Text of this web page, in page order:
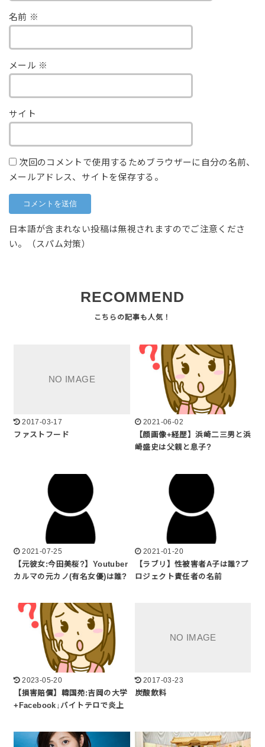
名前 ※
メール ※
サイト
次回のコメントで使用するためブラウザーに自分の名前、
メールアドレス、サイトを保存する。
日本語が含まれない投稿は無視されますのでご注意くださ
い。（スパム対策）
RECOMMEND
2017-03-17
ファストフード
2021-06-02
【顔画像+経歴】浜崎二三男と浜
崎盛史は父親と息子?
2021-07-25
【元彼女:今田美桜?】Youtuber
カルマの元カノ(有名女優)は誰?
2021-01-20
【ラブリ】性被害者A子は誰?プ
ロジェクト責任者の名前
2023-05-20
【損害賠償】韓国苑:吉岡の大学
+Facebook↓バイトテロで炎上
2017-03-23
炭酸飲料